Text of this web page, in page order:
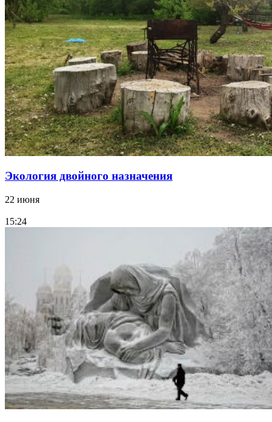
Экология двойного назначения
22 июня
15:24